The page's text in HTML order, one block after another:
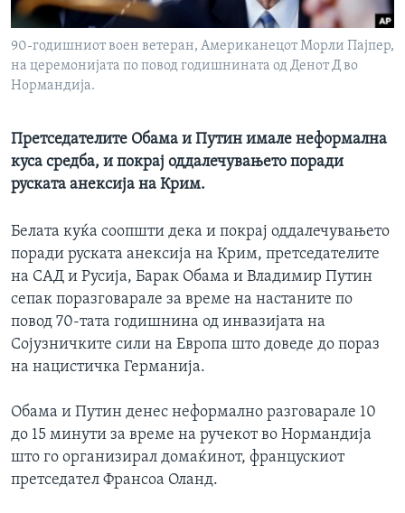
ИНТЕРВЈУА
90-годишниот воен ветеран, Американецот Морли Пајпер,
на церемонијата по повод годишнината од Денот Д во
Нормандија.
Претседателите Обама и Путин имале неформална
куса средба, и покрај оддалечувањето поради
руската анексија на Крим.
Белата куќа соопшти дека и покрај оддалечувањето
поради руската анексија на Крим, претседателите
на САД и Русија, Барак Обама и Владимир Путин
сепак поразговарале за време на настаните по
повод 70-тата годишнина од инвазијата на
Сојузничките сили на Европа што доведе до пораз
на нацистичка Германија.
Обама и Путин денес неформално разговарале 10
до 15 минути за време на ручекот во Нормандија
што го организирал домаќинот, францускиот
претседател Франсоа Оланд.